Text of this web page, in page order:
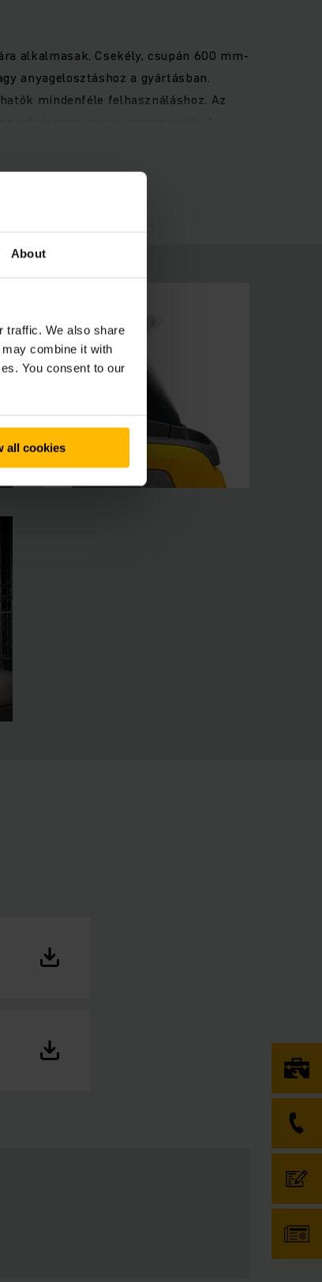
About
traffic. We also share
combine it with
You consent to our
all cookies
alkalmasak. Csekély, csupán 600 mm-
anyagelosztáshoz a gyártásban.
mindenféle felhasználáshoz. Az
biztosít. Az alacsony kezelőállás
intelligens asszisztensrendszerek